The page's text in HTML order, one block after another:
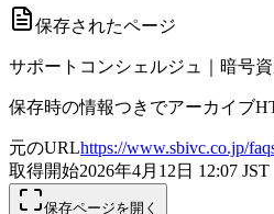
保存されたページ
サポートコンシェルジュ｜暗号
保存時の情報つきでアーカイブ
元のURLhttps://www.sbivc.co.jp/
取得開始2026年4月12日 12:07 JST
保存ページを開く